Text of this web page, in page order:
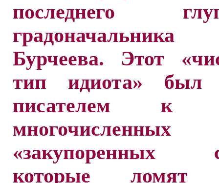
последнего
Бурчеева. Этот
тип идиота» был
писателем к
многочисленных
«закупоренных
которые ломят